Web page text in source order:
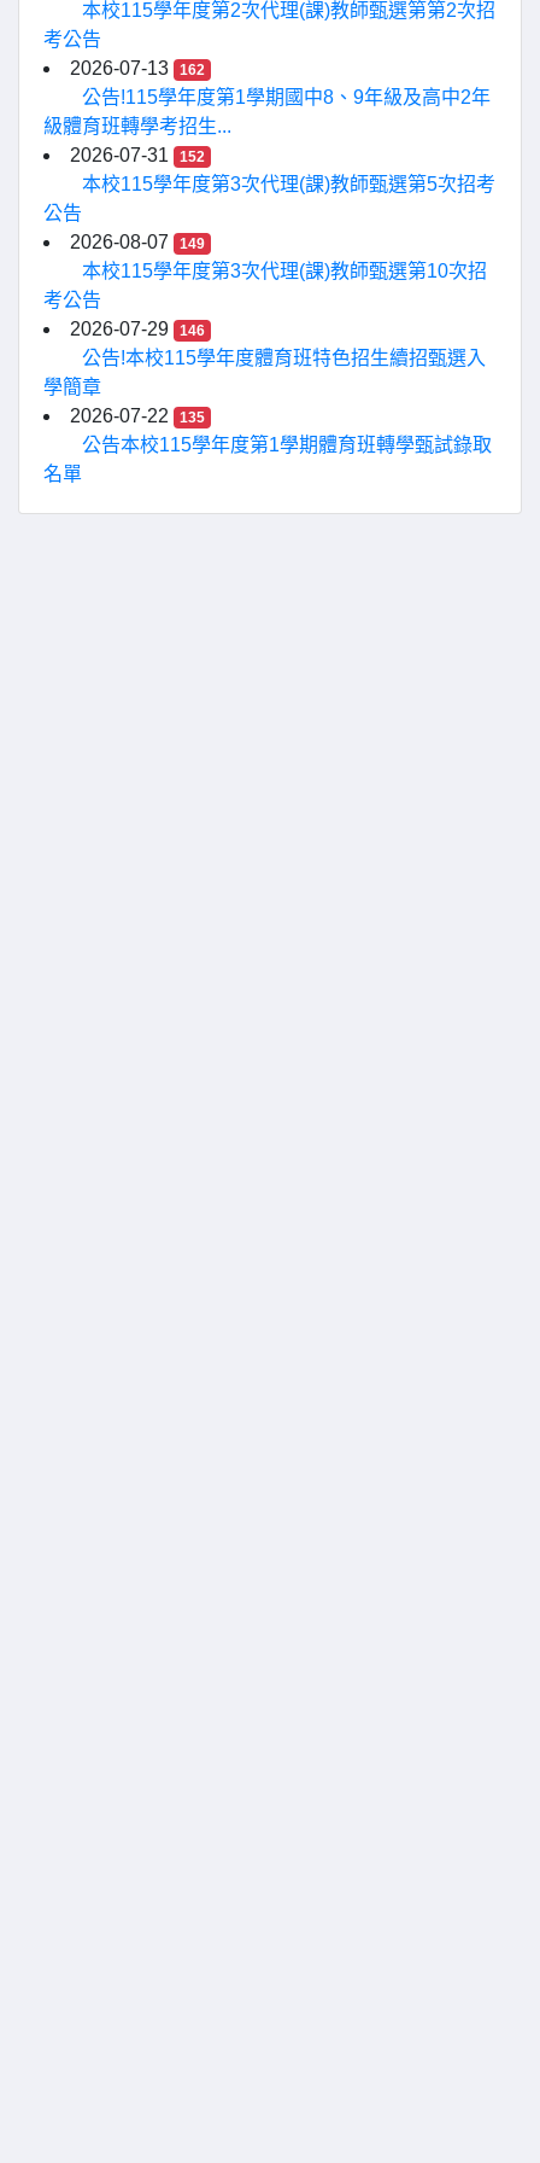
本校115學年度第2次代理(課)教師甄選第第2次招
考公告
2026-07-13
162
公告!115學年度第1學期國中8、9年級及高中2年
級體育班轉學考招生...
2026-07-31
152
本校115學年度第3次代理(課)教師甄選第5次招考
公告
2026-08-07
149
本校115學年度第3次代理(課)教師甄選第10次招
考公告
2026-07-29
146
公告!本校115學年度體育班特色招生續招甄選入
學簡章
2026-07-22
135
公告本校115學年度第1學期體育班轉學甄試錄取
名單